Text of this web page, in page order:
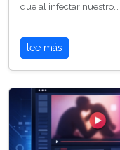
que al infectar nuestro…
lee más